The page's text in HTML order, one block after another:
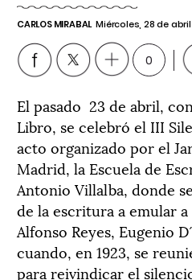
CARLOS MIRABAL Miércoles, 28 de abril
0
El pasado 23 de abril,
Libro, se celebró el III
acto organizado por el
Madrid, la Escuela de
Antonio Villalba, donde
de la escritura a emular
Alfonso Reyes, Eugenio
cuando, en 1923, se
para reivindicar el